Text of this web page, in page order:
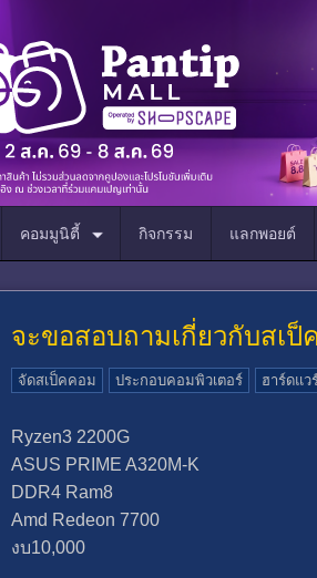
คอมมูนิตี้ กิจกรรม แลกพอยต์
จะขอสอบถามเกี่ยวกับสเป็
จัดสเป็คคอม ประกอบคอมพิวเตอร์ ฮาร์ดแว
Ryzen3 2200G
ASUS PRIME A320M-K
DDR4 Ram8
Amd Redeon 7700
งบ10,000